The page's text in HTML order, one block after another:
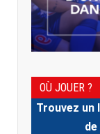
OÙ JOUER ?
Trouvez un